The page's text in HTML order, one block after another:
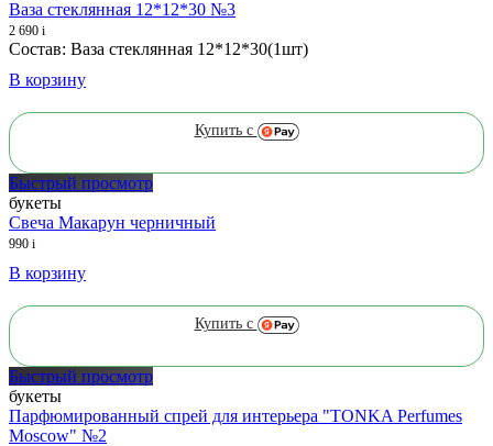
Ваза стеклянная 12*12*30 №3
2 690 i
Состав: Ваза стеклянная 12*12*30(1шт)
В корзину
Купить с
Быстрый просмотр
букеты
Свеча Макарун черничный
990 i
В корзину
Купить с
Быстрый просмотр
букеты
Парфюмированный спрей для интерьера "TONKA Perfumes
Moscow" №2